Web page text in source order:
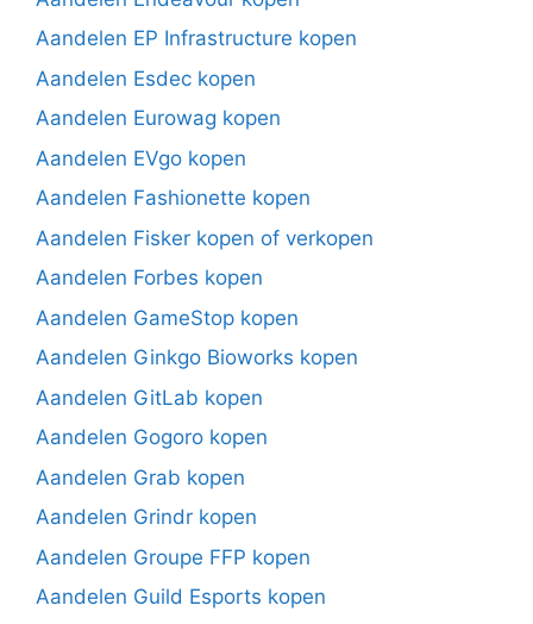
Aandelen EP Infrastructure kopen
Aandelen Esdec kopen
Aandelen Eurowag kopen
Aandelen EVgo kopen
Aandelen Fashionette kopen
Aandelen Fisker kopen of verkopen
Aandelen Forbes kopen
Aandelen GameStop kopen
Aandelen Ginkgo Bioworks kopen
Aandelen GitLab kopen
Aandelen Gogoro kopen
Aandelen Grab kopen
Aandelen Grindr kopen
Aandelen Groupe FFP kopen
Aandelen Guild Esports kopen